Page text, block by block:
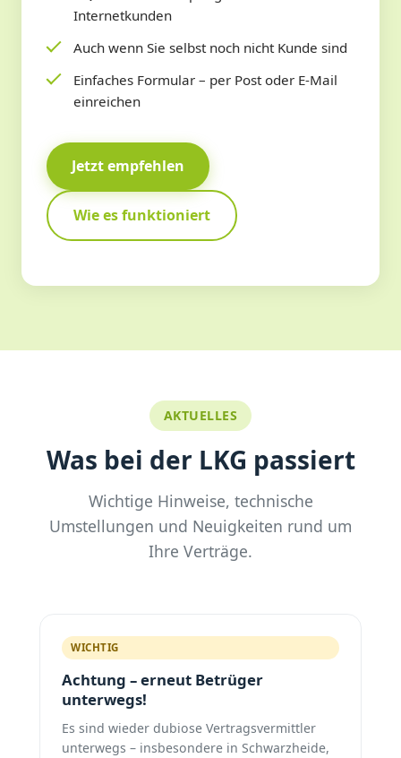
Internetkunden
Auch wenn Sie selbst noch nicht Kunde sind
Einfaches Formular – per Post oder E-Mail
einreichen
Jetzt empfehlen
Wie es funktioniert
AKTUELLES
Was bei der LKG passiert
Wichtige Hinweise, technische
Umstellungen und Neuigkeiten rund um
Ihre Verträge.
WICHTIG
Achtung – erneut Betrüger
unterwegs!
Es sind wieder dubiose Vertragsvermittler
unterwegs – insbesondere in Schwarzheide,